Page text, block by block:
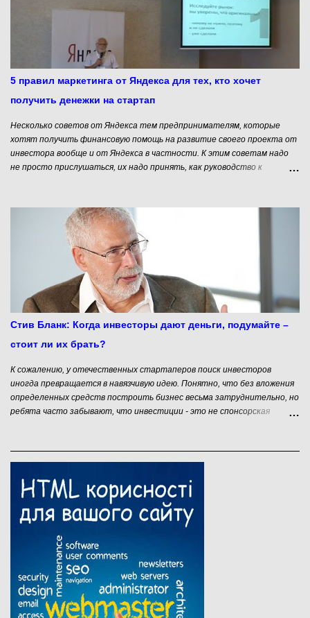
только один тип профессионалов - профессионалы по работе в
крупных компаниях. А теперь внимательно читайте и думайте… 1.
Вы никогда не получите удовлетворяющий вас карьерный рост
Стоит задуматься, сколько начальников над Вами, чтобы понять, что
Вам потребуется слишком много сил для преодоления внутреннего
сопротивления компании. Играя - выкарабкаетесь, работая - вряд ли.
2. Инициатива наказуема Чтобы протолк...
5 правил маркетинга от Яндекса для тех, кто хочет
получить денежки на стартап
Несколько советов от Яндекса тем предпринимателям, которые
хотят получить финансовую помощь на развитие своего проекта от
инвестора вообще и от Яндекса в частности. К этим советам надо
не просто прислушаться, их надо принять, как руководство к
предпринимательства.
Стив Бланк: Когда инвесторы дают деньги, подумайте –
стоит ли их брать?
К сожалению, у отечественных стартаперов поиск инвесторов
иногда превращается в навязчивую идею. Понятно, что без вложения
определенных средств построить бизнес весьма затруднительно, но
ребята часто забывают, что инвестиции - это не спонсорская
уже писали. Кроме того, нельзя забывать, что привлечение
определенной проблемы. Но часто проблему можно решить и без
привлечения значительных финансовых ресурсов. Даже наоборот.
Иногда привлечение больших финансов на начальном этапе
становления стартапа может привести к большим проблемам. Об
этом в своем блоге рассказывает Стив Бланк. Стива Бланка ( Steve
Blank) можно назвать гуру стартаперского движения. Он входит в
десятку самых влиятельных людей Силиконовой долины ( Silicon
Valley Mercury News ). Он не только успешный серийный пред...